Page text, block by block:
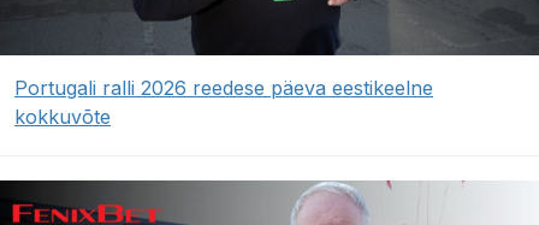
Portugali ralli 2026 reedese päeva eestikeelne
kokkuvõte